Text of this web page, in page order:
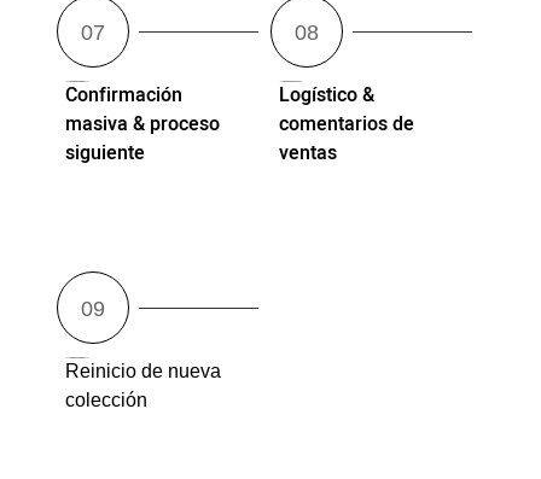
Confirmación
masiva & proceso
siguiente
Logístico &
comentarios de
ventas
Reinicio de nueva
colección